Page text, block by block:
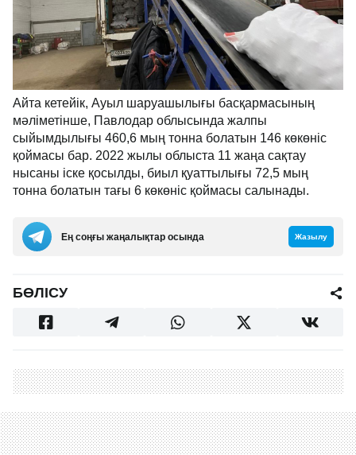
Айта кетейік, Ауыл шаруашылығы басқармасының
мәліметінше, Павлодар облысында жалпы
сыйымдылығы 460,6 мың тонна болатын 146 көкөніс
қоймасы бар. 2022 жылы облыста 11 жаңа сақтау
нысаны іске қосылды, биыл қуаттылығы 72,5 мың
тонна болатын тағы 6 көкөніс қоймасы салынады.
Ең соңғы жаңалықтар осында Жазылу
БӨЛІСУ